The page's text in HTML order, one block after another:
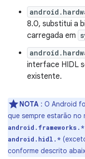
8.0, substitui a
carregada em
interface HIDL
existente.
NOTA : O Android
que sempre estarão no
android.frameworks.*
android.hidl.*
conforme descrito